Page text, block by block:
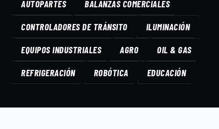
AUTOPARTES BALANZAS COMERCIALES
CONTROLADORES DE TRÁNSITO ILUMINACIÓN
EQUIPOS INDUSTRIALES AGRO OIL & GAS
REFRIGERACIÓN ROBÓTICA EDUCACIÓN